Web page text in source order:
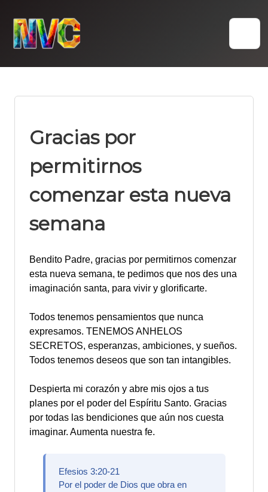
content
Gracias por
permitirnos
comenzar esta nueva
semana
Bendito Padre, gracias por permitirnos comenzar
esta nueva semana, te pedimos que nos des una
imaginación santa, para vivir y glorificarte.
Todos tenemos pensamientos que nunca
expresamos. TENEMOS ANHELOS
SECRETOS, esperanzas, ambiciones, y sueños.
Todos tenemos deseos que son tan intangibles.
Despierta mi corazón y abre mis ojos a tus
planes por el poder del Espíritu Santo. Gracias
por todas las bendiciones que aún nos cuesta
imaginar. Aumenta nuestra fe.
Efesios 3:20-21
Por el poder de Dios que obra en